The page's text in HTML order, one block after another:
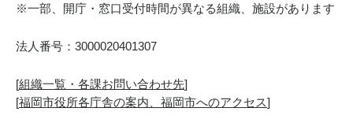
※一部、開庁・窓口受付時間が異なる組織、施設があります
法人番号：3000020401307
[組織一覧・各課お問い合わせ先]
[福岡市役所各庁舎の案内、福岡市へのアクセス]